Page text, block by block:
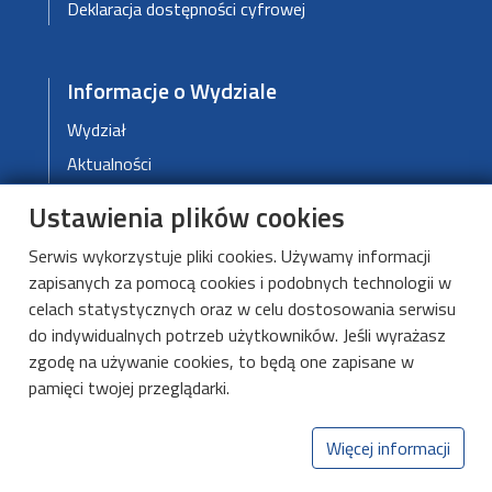
markets”, Warszawa, 2007
Władysław: Elektrownie gazowe a OZE. Przegląd
Gazowniczy, 2015, nr 1, s. 15-17
Instytut Elektroenergetyki
Deklaracja dostępności cyfrowej
Informacje o Wydziale
Wydział
Aktualności
Linki
Wikamp
Biblioteka PŁ
Mapa Kampusu PŁ
Ustawienia plików cookies
Serwis wykorzystuje pliki cookies. Używamy informacji
zapisanych za pomocą cookies i podobnych technologii w
celach statystycznych oraz w celu dostosowania serwisu
do indywidualnych potrzeb użytkowników. Jeśli wyrażasz
zgodę na używanie cookies, to będą one zapisane w
pamięci twojej przeglądarki.
Więcej informacji